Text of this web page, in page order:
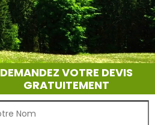
DEMANDEZ VOTRE DEVIS
GRATUITEMENT